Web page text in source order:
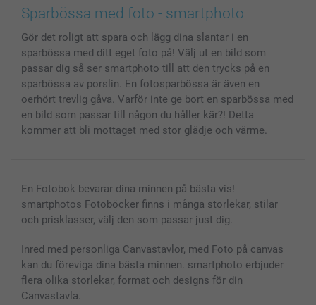
Bilder, Fotoförstoring & Fotohäften
Skal till Mobil & Surfplatta
MyNameBook
Fotoalmanackor & Fotoagenda
Fotoramar & Tillbehör
Presentkort
Alla fotoprodukter
Cookie Policy
Sitemap
Villkor och garantier
Investor Relations
smartgaranti
smartbonus
Priser & betalning
Status på beställningar
Sparbössa med foto - smartphoto
Gör det roligt att spara och lägg dina slantar i en
sparbössa med ditt eget foto på! Välj ut en bild som
passar dig så ser smartphoto till att den trycks på en
sparbössa av porslin. En fotosparbössa är även en
oerhört trevlig gåva. Varför inte ge bort en sparbössa med
en bild som passar till någon du håller kär?! Detta
kommer att bli mottaget med stor glädje och värme.
En Fotobok bevarar dina minnen på bästa vis!
smartphotos Fotoböcker finns i många storlekar, stilar
och prisklasser, välj den som passar just dig.
Inred med personliga Canvastavlor, med Foto på canvas
kan du föreviga dina bästa minnen. smartphoto erbjuder
flera olika storlekar, format och designs för din
Canvastavla.